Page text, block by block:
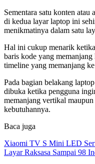
Sementara satu konten
di kedua layar laptop ini
menikmatinya dalam satu
Hal ini cukup menarik
baris kode yang
timeline yang memanjang
Pada bagian belakang
dibuka ketika pengguna
memanjang vertikal
kebutuhannya.
Baca juga
Xiaomi TV S Mini LED
Layar Raksasa Sampai 98